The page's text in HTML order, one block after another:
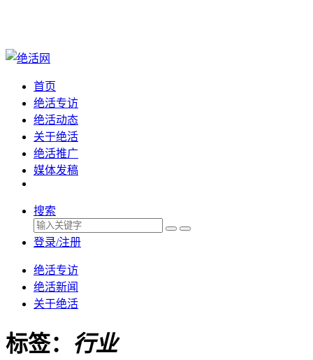
首页
绝活专访
绝活动态
关于绝活
绝活推广
媒体发稿
搜索
登录/注册
绝活专访
绝活新闻
关于绝活
标签： 行业